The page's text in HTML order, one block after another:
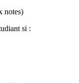
notes)
si :